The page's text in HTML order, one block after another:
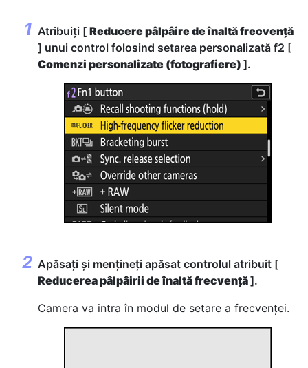
Atribuiți [ Reducere pâlpâire de înaltă frecvență
] unui control folosind setarea personalizată f2 [
Comenzi personalizate (fotografiere) ].
Apăsați și mențineți apăsat controlul atribuit [
Reducerea pâlpâirii de înaltă frecvență].
Camera va intra în modul de setare a frecvenței.